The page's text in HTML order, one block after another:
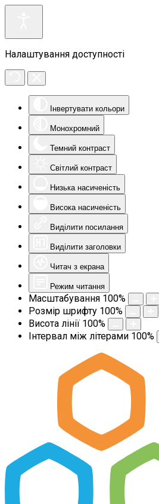
Налаштування доступності
Інвертувати кольори
Монохромний
Темний контраст
Світлий контраст
Низька насиченість
Висока насиченість
Виділити посилання
Виділити заголовки
Читач з екрана
Режим читання
Масштабування 100%
Розмір шрифту 100%
Висота лінії 100%
Інтервал між літерами 100%